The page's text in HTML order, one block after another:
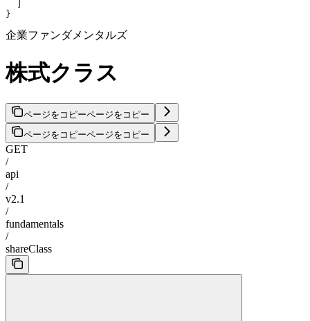
}
企業ファンダメンタルズ
株式クラス
ページをコピーページをコピー
ページをコピーページをコピー
GET
/
api
/
v2.1
/
fundamentals
/
shareClass